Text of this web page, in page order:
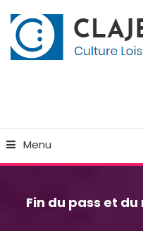
To
Content
Menu
Fin du pass et